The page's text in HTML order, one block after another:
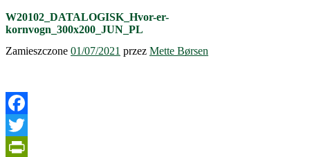
W20102_DATALOGISK_Hvor-er-
kornvogn_300x200_JUN_PL
Zamieszczone 01/07/2021 przez Mette Børsen
Facebook
Twitter